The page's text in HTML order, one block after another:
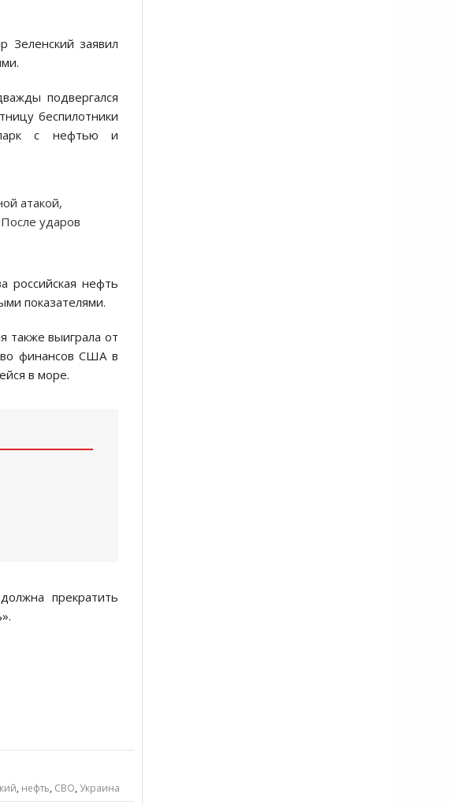
Зеленский заявил
подвергался
беспилотники
парк с нефтью и
атакой,
ударов
российская нефть
показателями.
также выиграла от
финансов США в
в море.
прекратить
, нефть, СВО, Украина